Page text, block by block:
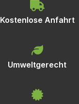
Kostenlose Anfahrt
Umweltgerecht